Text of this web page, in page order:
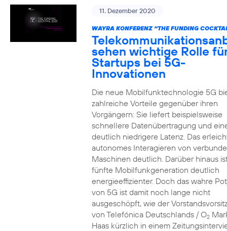
11. Dezember 2020
WAYRA KONFERENZ “THE FUNDING
sehen wichtige Rolle
Startups bei 5G-
Innovationen
Die neue Mobilfunktechnologie 5G
zahlreiche Vorteile gegenüber ihren
Vorgängern: Sie liefert beispielsweise
schnellere Datenübertragung und
deutlich niedrigere Latenz. Das
autonomes Interagieren von
Maschinen deutlich. Darüber hinaus
fünfte Mobilfunkgeneration deutlich
energieeffizienter. Doch das wahre
von 5G ist damit noch lange nicht
ausgeschöpft, wie der
von Telefónica Deutschlands / O2
Haas kürzlich in einem